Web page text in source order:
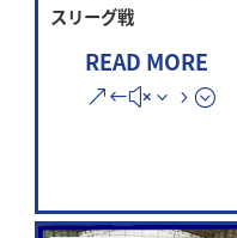
スリーグ戦
READ MORE